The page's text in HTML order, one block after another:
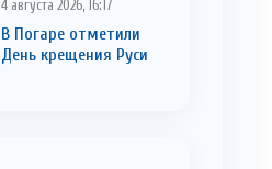
4 августа 2026, 16:17
В Погаре отметили
День крещения Руси